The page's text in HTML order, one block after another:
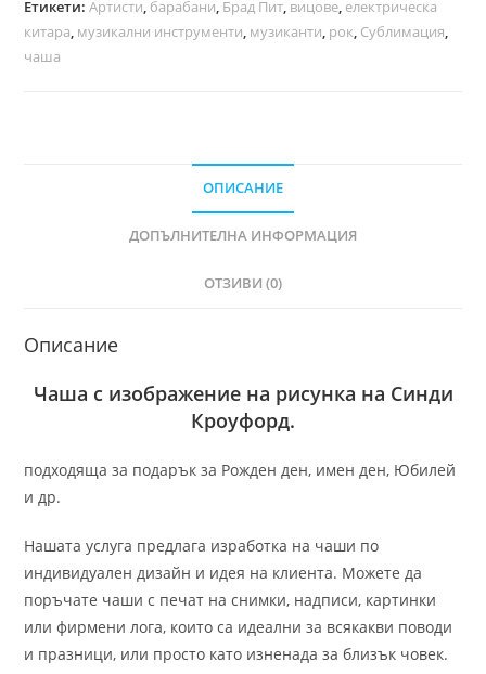
Етикети:Артисти, барабани, Брад Пит, вицове, електрическа
китара, музикални инструменти, музиканти, рок, Сублимация,
чаша
ОПИСАНИЕ
ДОПЪЛНИТЕЛНА ИНФОРМАЦИЯ
ОТЗИВИ (0)
Описание
Чаша с изображение на рисунка на Синди
Кроуфорд.
подходяща за подарък за Рожден ден, имен ден, Юбилей
и др.
Нашата услуга предлага изработка на чаши по
индивидуален дизайн и идея на клиента. Можете да
поръчате чаши с печат на снимки, надписи, картинки
или фирмени лога, които са идеални за всякакви поводи
и празници, или просто като изненада за близък човек.